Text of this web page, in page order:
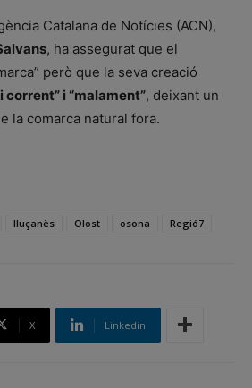
Catalana de Notícies (ACN),
, ha assegurat que el
però que la seva creació
corrent” i “malament”, deixant un
la comarca natural fora.
lluçanès Olost osona Regió7
X Linkedin